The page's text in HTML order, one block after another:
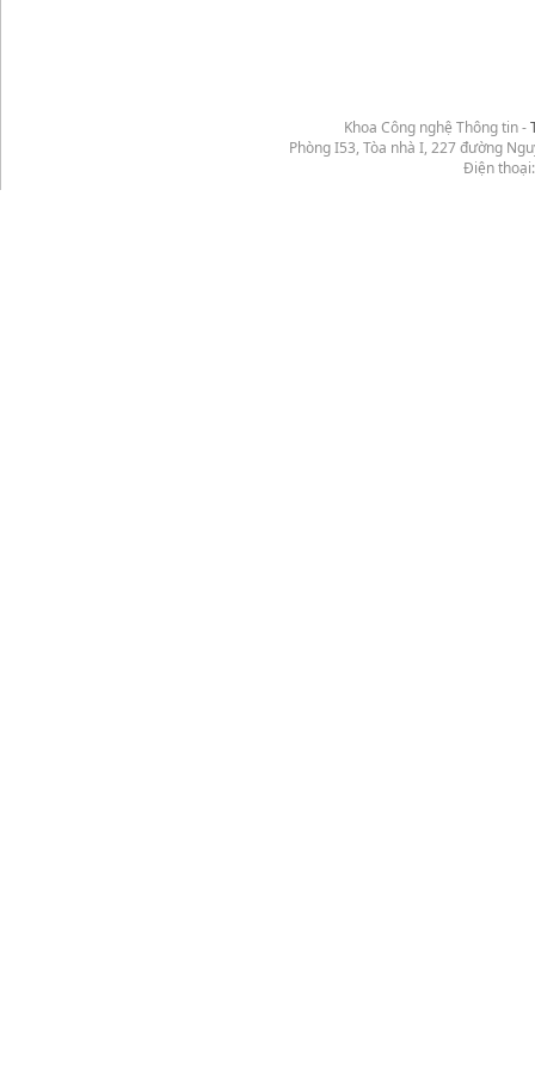
Khoa Công nghệ Thông tin -
Phòng I53, Tòa nhà I, 227 đường
Điện